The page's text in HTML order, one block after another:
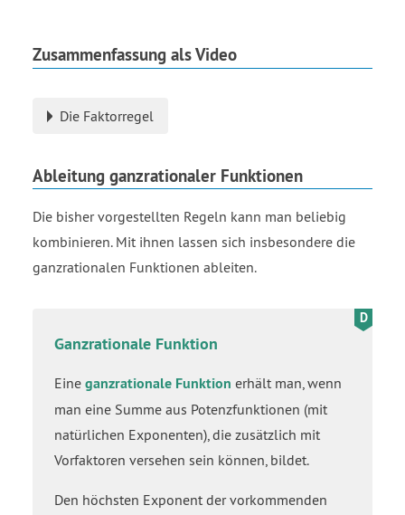
Zusammenfassung als Video
Die Faktorregel
Ableitung ganzrationaler Funktionen
Die bisher vorgestellten Regeln kann man beliebig
kombinieren. Mit ihnen lassen sich insbesondere die
ganzrationalen Funktionen ableiten.
Ganzrationale Funktion
Eine ganzrationale Funktion erhält man, wenn
man eine Summe aus Potenzfunktionen (mit
natürlichen Exponenten), die zusätzlich mit
Vorfaktoren versehen sein können, bildet.
Den höchsten Exponent der vorkommenden